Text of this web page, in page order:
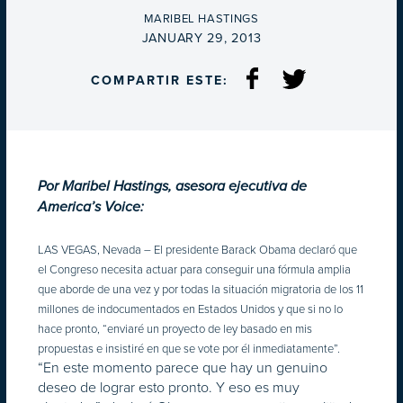
BY
MARIBEL HASTINGS
ON
JANUARY 29, 2013
COMPARTIR ESTE:
Por Maribel Hastings, asesora ejecutiva de
America’s Voice:
LAS VEGAS, Nevada – El presidente Barack Obama declaró que
el Congreso necesita actuar para conseguir una fórmula amplia
que aborde de una vez y por todas la situación migratoria de los 11
millones de indocumentados en Estados Unidos y que si no lo
hace pronto, “enviaré un proyecto de ley basado en mis
propuestas e insistiré en que se vote por él inmediatamente”.
“En este momento parece que hay un genuino
deseo de lograr esto pronto. Y eso es muy